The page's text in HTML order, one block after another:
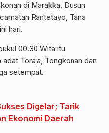
di Marakka, Dusun
Rantetayo, Tana
hari.
00.30 Wita itu
Toraja, Tongkonan dan
setempat.
Digelar; Tarik
Ekonomi Daerah